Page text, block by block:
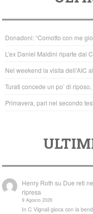
e
b
o
o
k
er s
A
p
p
Donadoni: “Comotto con me
L’ex Daniel Maldini riparte dal
Nel weekend la visita dell’AIC
Turati concede un po’ di
Primavera, pari nel secondo
Henry Roth su Due reti
ripresa
9 Agosto 2026
In C Vignali gioca con la